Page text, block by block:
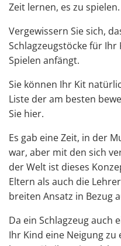
Zeit lernen, es zu spielen.
Vergewissern Sie sich,
Schlagzeugstöckefür Ihr
Spielen anfängt.
Sie können Ihr Kit
Liste der am besten
Sie hier.
Es gab eine Zeit, in der
war, aber mit den sich
der Welt ist dieses
Eltern als auch die
breiten Ansatz in Bezug
Da ein Schlagzeug auch
Ihr Kind eine Neigung zu